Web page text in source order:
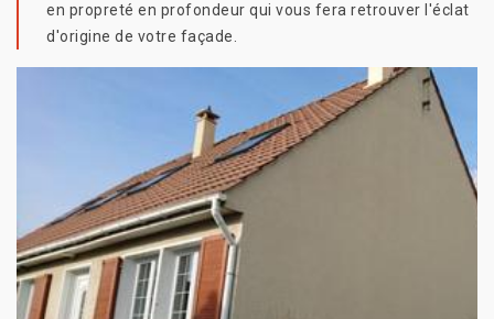
en propreté en profondeur qui vous fera retrouver l'éclat
d'origine de votre façade.